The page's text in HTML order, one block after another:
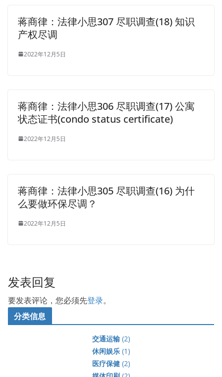
蒋商律：法律小思307 尽职调查(18) 知识
产权尽调
2022年12月5日
蒋商律：法律小思306 尽职调查(17) 公寓
状态证书(condo status certificate)
2022年12月5日
蒋商律：法律小思305 尽职调查(16) 为什
么要做环保尽调？
2022年12月5日
发表回复
要发表评论，您必须先登录。
分类信息
交通运输(2)
休闲娱乐(1)
医疗保健(2)